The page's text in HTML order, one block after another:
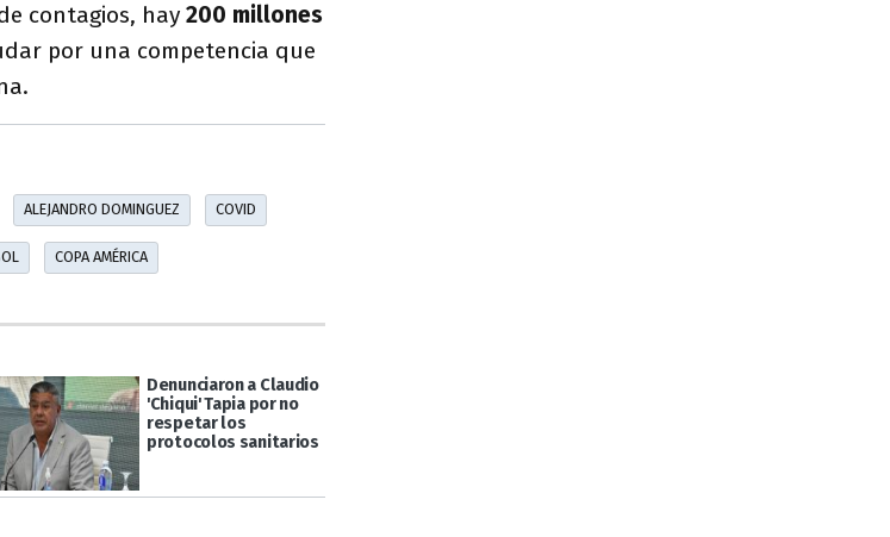
contagios, hay 200 millones
por una competencia que
ALEJANDRO DOMINGUEZ COVID
COPA AMÉRICA
Denunciaron a Claudio
'Chiqui' Tapia por no
respetar los
protocolos sanitarios